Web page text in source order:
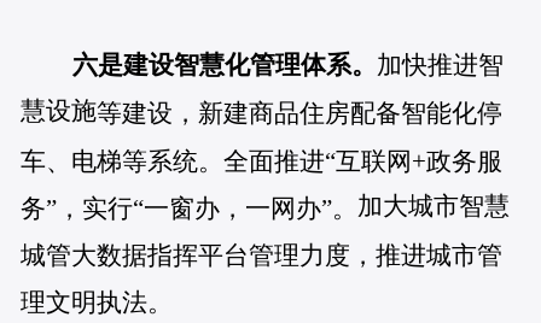
六是建设智慧化管理体系。 加快推进智
慧设施等建设，新建商品住房配备智能化停
车、电梯等系统。全面推进“互联网+政务服
务”，实行“一窗办，一网办”。加大城市智慧
城管大数据指挥平台管理力度，推进城市管
理文明执法。